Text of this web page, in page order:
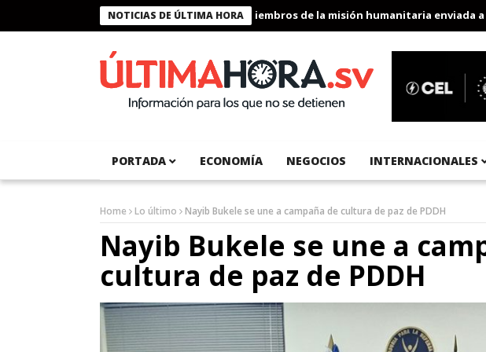
NOTICIAS DE ÚLTIMA HORA
Presidente Bukele condecora a miembros de la misión humanitaria enviada a
PORTADA ECONOMÍA NEGOCIOS INTERNACIONALES
Home Lo último Nayib Bukele se une a campaña de cultura de paz de PDDH
Nayib Bukele se une a
cultura de paz de PDDH